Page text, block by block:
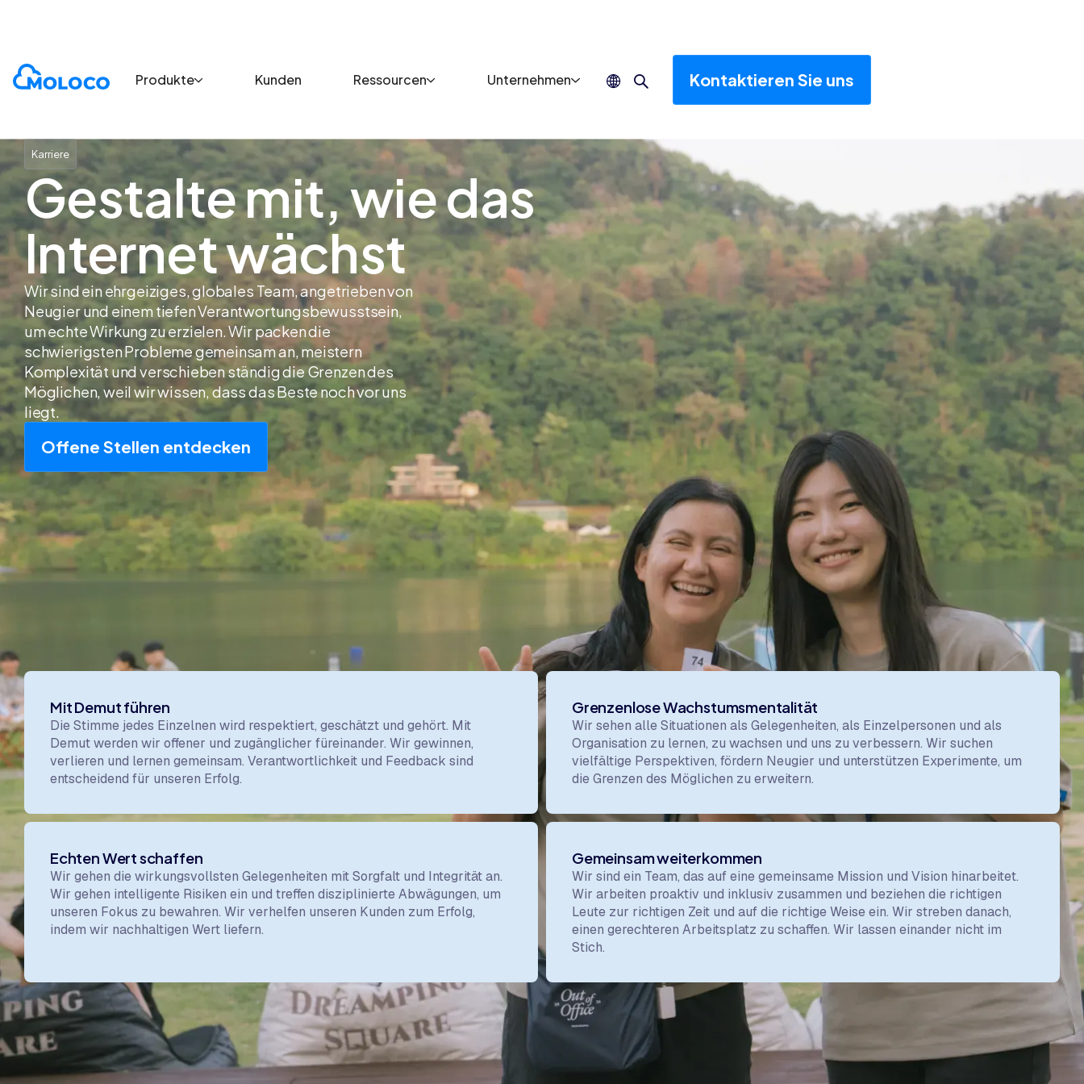
Produkte Kunden Ressourcen Unternehmen Kontaktieren Sie uns
Unternehmen
Karriere
Gestalte mit, wie das
Internet wächst
Wir sind ein ehrgeiziges, globales Team, angetrieben von
Neugier und einem tiefen Verantwortungsbewusstsein,
um echte Wirkung zu erzielen. Wir packen die
schwierigsten Probleme gemeinsam an, meistern
Komplexität und verschieben ständig die Grenzen des
Möglichen, weil wir wissen, dass das Beste noch vor uns
liegt.
Offene Stellen entdecken
Unsere Werte
Unsere Werte sind die Grundüberzeugungen, die prägen, wie wir
arbeiten, aufbauen, Entscheidungen treffen und füreinander da
sind.
Mit Demut führen
Die Stimme jedes Einzelnen wird respektiert, geschätzt und gehört. Mit
Demut werden wir offener und zugänglicher füreinander. Wir gewinnen,
verlieren und lernen gemeinsam. Verantwortlichkeit und Feedback sind
entscheidend für unseren Erfolg.
Grenzenlose Wachstumsmentalität
Wir sehen alle Situationen als Gelegenheiten, als Einzelpersonen und als
Organisation zu lernen, zu wachsen und uns zu verbessern. Wir suchen
vielfältige Perspektiven, fördern Neugier und unterstützen Experimente, um
die Grenzen des Möglichen zu erweitern.
Echten Wert schaffen
Wir gehen die wirkungsvollsten Gelegenheiten mit Sorgfalt und Integrität an.
Wir gehen intelligente Risiken ein und treffen disziplinierte Abwägungen, um
unseren Fokus zu bewahren. Wir verhelfen unseren Kunden zum Erfolg,
indem wir nachhaltigen Wert liefern.
Gemeinsam weiterkommen
Wir sind ein Team, das auf eine gemeinsame Mission und Vision hinarbeitet.
Wir arbeiten proaktiv und inklusiv zusammen und beziehen die richtigen
Leute zur richtigen Zeit und auf die richtige Weise ein. Wir streben danach,
einen gerechteren Arbeitsplatz zu schaffen. Wir lassen einander nicht im
Stich.